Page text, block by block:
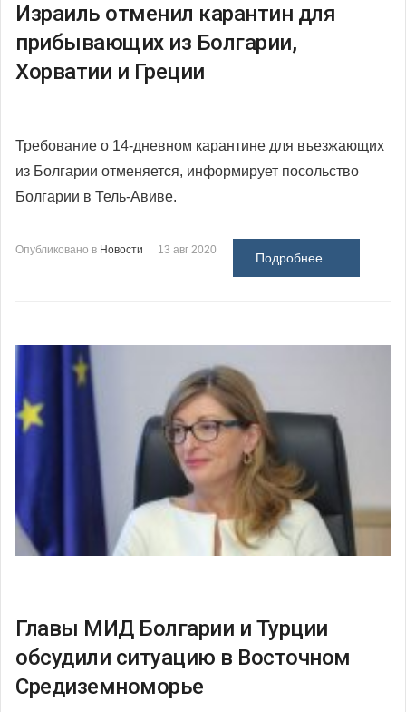
Израиль отменил карантин для
прибывающих из Болгарии,
Хорватии и Греции
Требование о 14-дневном карантине для въезжающих
из Болгарии отменяется, информирует посольство
Болгарии в Тель-Авиве.
Опубликовано в Новости 13 авг 2020
Подробнее ...
Главы МИД Болгарии и Турции
обсудили ситуацию в Восточном
Средиземноморье